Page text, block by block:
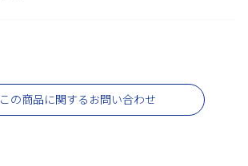
この商品に関するお問い合わせ